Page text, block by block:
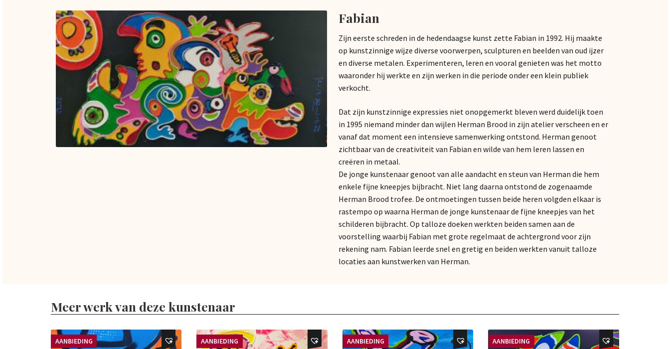
Fabian
Zijn eerste schreden in de hedendaagse kunst zette Fabian in 1992. Hij maakte
op kunstzinnige wijze diverse voorwerpen, sculpturen en beelden van oud ijzer
en diverse metalen. Experimenteren, leren en vooral genieten was het motto
waaronder hij werkte en zijn werken in die periode onder een klein publiek
verkocht.
Dat zijn kunstzinnige expressies niet onopgemerkt bleven werd duidelijk toen
in 1995 niemand minder dan wijlen Herman Brood in zijn atelier verscheen en er
vanaf dat moment een intensieve samenwerking ontstond. Herman genoot
zichtbaar van de creativiteit van Fabian en wilde van hem leren lassen en
creëren in metaal.
De jonge kunstenaar genoot van alle aandacht en steun van Herman die hem
enkele fijne kneepjes bijbracht. Niet lang daarna ontstond de zogenaamde
Herman Brood trofee. De ontmoetingen tussen beide heren volgden elkaar is
rastempo op waarna Herman de jonge kunstenaar de fijne kneepjes van het
schilderen bijbracht. Op talloze doeken werkten beiden samen aan de
voorstelling waarbij Fabian met grote regelmaat de achtergrond voor zijn
rekening nam. Fabian leerde snel en gretig en beiden werkten vanuit talloze
locaties aan kunstwerken van Herman.
Meer werk van deze kunstenaar
AANBIEDING AANBIEDING AANBIEDING AANBIEDING